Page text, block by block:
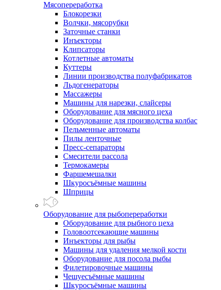
Мясопереработка
Блокорезки
Волчки, мясорубки
Заточные станки
Инъекторы
Клипсаторы
Котлетные автоматы
Куттеры
Линии производства полуфабрикатов
Льдогенераторы
Массажеры
Машины для нарезки, слайсеры
Оборудование для мясного цеха
Оборудование для производства колбас
Пельменные автоматы
Пилы ленточные
Пресс-сепараторы
Смесители рассола
Термокамеры
Фаршемешалки
Шкуросъёмные машины
Шприцы
Оборудование для рыбопереработки
Оборудование для рыбного цеха
Головоотсекающие машины
Инъекторы для рыбы
Машины для удаления мелкой кости
Оборудование для посола рыбы
Филетировочные машины
Чешуесъёмные машины
Шкуросъёмные машины